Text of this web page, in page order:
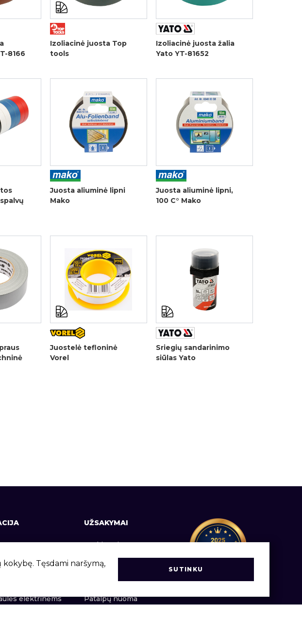
8166
Izoliacinė juosta Top
tools
Izoliacinė juosta žalia
Yato YT-81652
Juosta aliuminė lipni
Mako
Juosta aliuminė lipni,
100 C° Mako
Juostelė tefloninė
Vorel
Sriegių sandarinimo
siūlas Yato
elektrinėms
UŽSAKYMAI
Prekių pristatymas
Informacija vartotojams
Užsakymų vadovas
Patalpų nuoma
Tęsdami naršymą,
SUTINKU